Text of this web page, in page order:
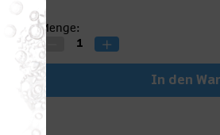
Menge:
In den